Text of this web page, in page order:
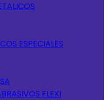
ESPECIALES
FLEXI